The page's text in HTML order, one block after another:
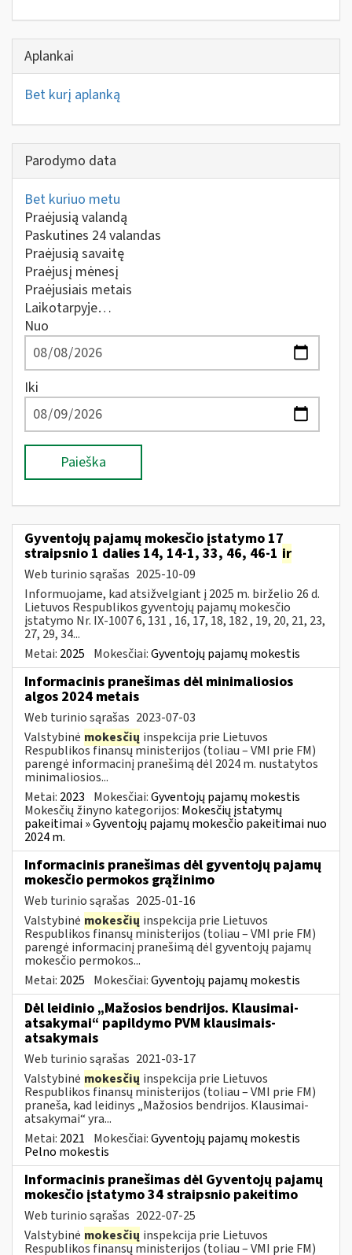
Aplankai
Bet kurį aplanką
Parodymo data
Bet kuriuo metu
Praėjusią valandą
Paskutines 24 valandas
Praėjusią savaitę
Praėjusį mėnesį
Praėjusiais metais
Laikotarpyje…
Nuo
Iki
Paieška
Gyventojų pajamų mokesčio įstatymo 17
straipsnio 1 dalies 14, 14-1, 33, 46, 46-1 ir
Web turinio sąrašas 2025-10-09
Informuojame, kad atsižvelgiant į 2025 m. birželio 26 d.
Lietuvos Respublikos gyventojų pajamų mokesčio
įstatymo Nr. IX-1007 6, 131 , 16, 17, 18, 182 , 19, 20, 21, 23,
27, 29, 34...
Metai: 2025 Mokesčiai:Gyventojų pajamų mokestis
Informacinis pranešimas dėl minimaliosios
algos 2024 metais
Web turinio sąrašas 2023-07-03
Valstybinė mokesčių inspekcija prie Lietuvos
Respublikos finansų ministerijos (toliau – VMI prie FM)
parengė informacinį pranešimą dėl 2024 m. nustatytos
minimaliosios...
Metai: 2023 Mokesčiai:Gyventojų pajamų mokestis
Mokesčių žinyno kategorijos: Mokesčių įstatymų
pakeitimai » Gyventojų pajamų mokesčio pakeitimai nuo
2024 m.
Informacinis pranešimas dėl gyventojų pajamų
mokesčio permokos grąžinimo
Web turinio sąrašas 2025-01-16
Valstybinė mokesčių inspekcija prie Lietuvos
Respublikos finansų ministerijos (toliau – VMI prie FM)
parengė informacinį pranešimą dėl gyventojų pajamų
mokesčio permokos...
Metai: 2025 Mokesčiai:Gyventojų pajamų mokestis
Dėl leidinio „Mažosios bendrijos. Klausimai-
atsakymai“ papildymo PVM klausimais-
atsakymais
Web turinio sąrašas 2021-03-17
Valstybinė mokesčių inspekcija prie Lietuvos
Respublikos finansų ministerijos (toliau – VMI prie FM)
praneša, kad leidinys „Mažosios bendrijos. Klausimai-
atsakymai“ yra...
Metai: 2021 Mokesčiai:Gyventojų pajamų mokestis
Pelno mokestis
Informacinis pranešimas dėl Gyventojų pajamų
mokesčio įstatymo 34 straipsnio pakeitimo
Web turinio sąrašas 2022-07-25
Valstybinė mokesčių inspekcija prie Lietuvos
Respublikos finansų ministerijos (toliau – VMI prie FM)